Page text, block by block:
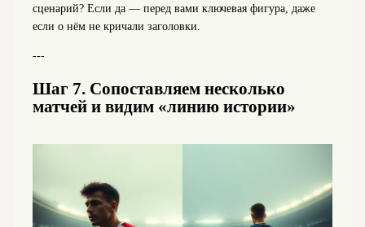
сценарий? Если да — перед вами ключевая фигура, даже
если о нём не кричали заголовки.
---
Шаг 7. Сопоставляем несколько
матчей и видим «линию истории»